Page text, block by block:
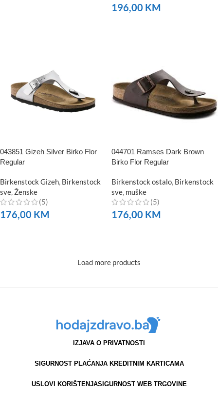
196,00 KM
043851 Gizeh Silver Birko Flor
Regular
Birkenstock Gizeh, Birkenstock
sve, Ženske
(5)
176,00 KM
044701 Ramses Dark Brown
Birko Flor Regular
Birkenstock ostalo, Birkenstock
sve, muške
(5)
176,00 KM
Load more products
IZJAVA O PRIVATNOSTI
SIGURNOST PLAĆANJA KREDITNIM KARTICAMA
USLOVI KORIŠTENJASIGURNOST WEB TRGOVINE